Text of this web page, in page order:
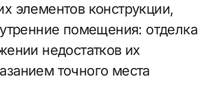
элементов конструкции,
помещения: отделка
недостатков их
точного места